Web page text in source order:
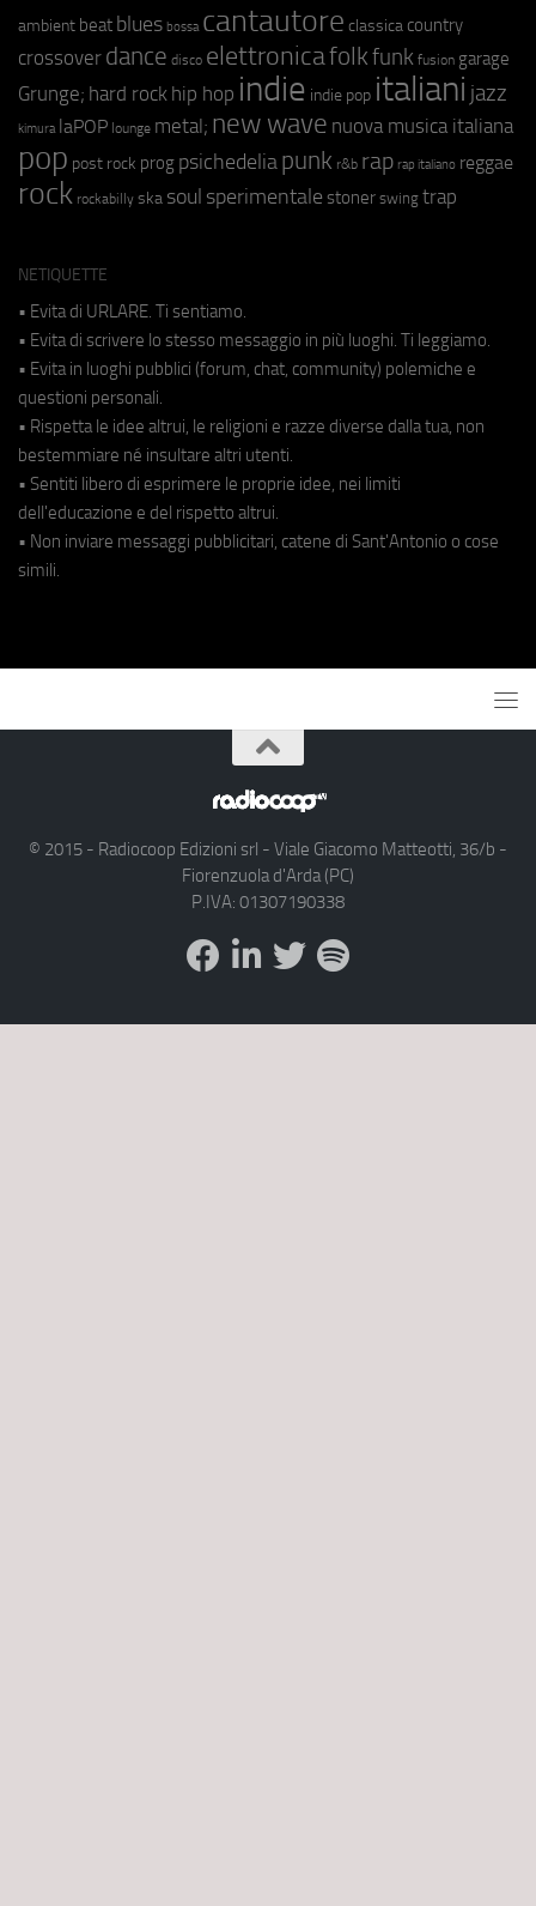
ambient beat blues bossa cantautore classica country
crossover dance disco elettronicafolkfunk fusion garage
Grunge; hard rock hip hop indie indie pop italiani jazz
kimura laPOP lounge metal; new wave nuova musica italiana
pop post rock prog psichedeliapunk r&b rap rap italiano reggae
rock rockabilly ska soul sperimentale stoner swing trap
NETIQUETTE
• Evita di URLARE. Ti sentiamo.
• Evita di scrivere lo stesso messaggio in più luoghi. Ti leggiamo.
• Evita in luoghi pubblici (forum, chat, community) polemiche e
questioni personali.
• Rispetta le idee altrui, le religioni e razze diverse dalla tua, non
bestemmiare né insultare altri utenti.
• Sentiti libero di esprimere le proprie idee, nei limiti
dell'educazione e del rispetto altrui.
• Non inviare messaggi pubblicitari, catene di Sant'Antonio o cose
simili.
© 2015 - Radiocoop Edizioni srl - Viale Giacomo Matteotti, 36/b -
Fiorenzuola d'Arda (PC)
P.IVA: 01307190338